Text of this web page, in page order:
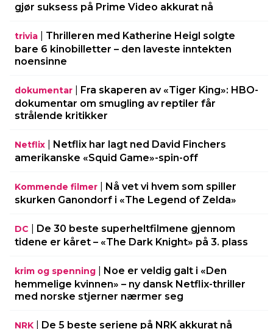
gjør suksess på Prime Video akkurat nå
trivia
Thrilleren med Katherine Heigl solgte
bare 6 kinobilletter – den laveste inntekten
noensinne
dokumentar
Fra skaperen av «Tiger King»: HBO-
dokumentar om smugling av reptiler får
strålende kritikker
Netflix
Netflix har lagt ned David Finchers
amerikanske «Squid Game»-spin-off
Kommende filmer
Nå vet vi hvem som spiller
skurken Ganondorf i «The Legend of Zelda»
DC
De 30 beste superheltfilmene gjennom
tidene er kåret – «The Dark Knight» på 3. plass
krim og spenning
Noe er veldig galt i «Den
hemmelige kvinnen» – ny dansk Netflix-thriller
med norske stjerner nærmer seg
NRK De 5 beste seriene på NRK akkurat nå